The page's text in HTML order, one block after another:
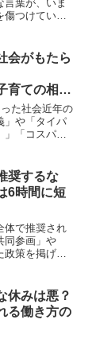
言葉が、いま
傷つけていま
なければなら
会がもたら
育ての相性
た社会近年の
」や「タイパ
」「コスパ
省き、効率
奨するな
6時間に短
体で推奨され
同参画」や
策を掲げ、
あります。そ
ら...
休みは悪？
る働き方の